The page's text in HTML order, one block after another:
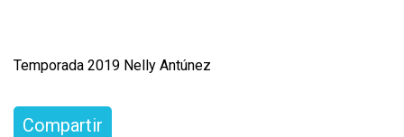
Temporada 2019 Nelly Antúnez
Compartir